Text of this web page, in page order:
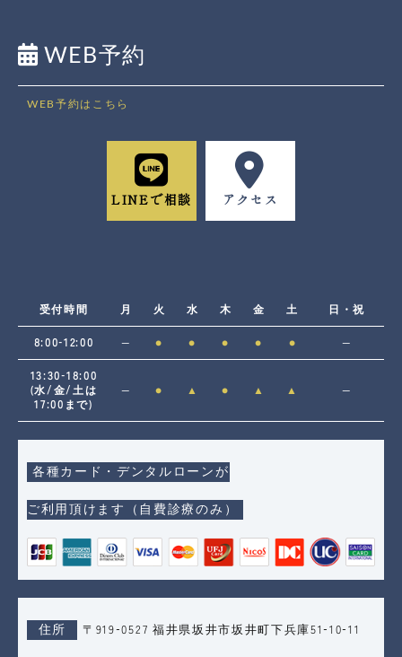
WEB予約
WEB予約はこちら
LINEで相談 アクセス
受付時間 月 火 水 木 金 土 日・祝
8:00-12:00 ― ● ● ● ● ● ―
13:30-18:00
(水/金/土は
17:00まで)
― ● ▲ ● ▲ ▲ ―
各種カード・デンタルローンが
ご利用頂けます（自費診療のみ）
住所 〒919-0527 福井県坂井市坂井町下兵庫51-10-11